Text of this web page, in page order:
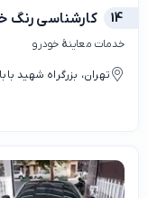
14 کارشناسی رنگ
خدمات معاینهٔ خودرو
تهران، بزرگراه شهید